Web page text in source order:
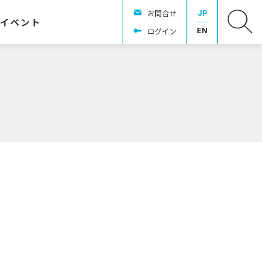
イベント
お問合せ
ログイン
JP
EN